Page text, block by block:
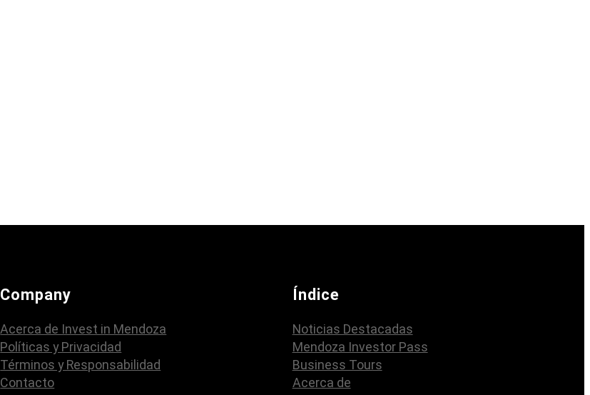
Company
Acerca de Invest in Mendoza
Políticas y Privacidad
Términos y Responsabilidad
Contacto
Índice
Noticias Destacadas
Mendoza Investor Pass
Business Tours
Acerca de